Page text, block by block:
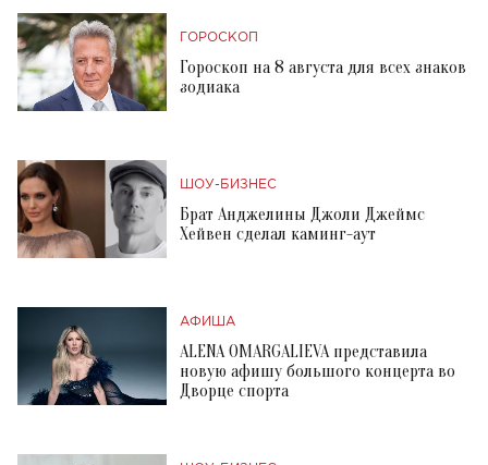
ГОРОСКОП
Гороскоп на 8 августа для всех знаков
зодиака
ШОУ-БИЗНЕС
Брат Анджелины Джоли Джеймс
Хейвен сделал каминг-аут
АФИША
ALENA OMARGALIEVA представила
новую афишу большого концерта во
Дворце спорта